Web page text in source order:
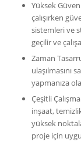
Yüksek
çalışırken
sistemleri ve
geçilir ve
Zaman
ulaşılmasını
yapmanıza
Çeşitli
inşaat,
yüksek
proje için